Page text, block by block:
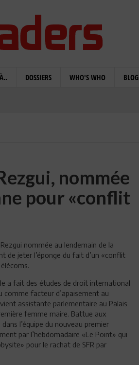
DOSSIERS WHO'S WHO BLOG
nommée
pour «conflit
nommée au lendemain de la
de jeter l’éponge du fait d’un «conflit
a fait des études de droit international
comme facteur d’apaisement au
assistante parlementaire au Palais
femme maire. Battue aux
l’équipe du nouveau premier
par l’hebdomadaire «Le Point» qui
pour le rachat de SFR par